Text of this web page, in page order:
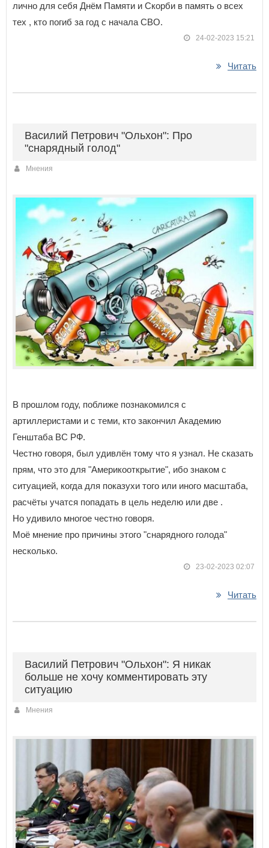
лично для себя Днём Памяти и Скорби в память о всех
тех , кто погиб за год с начала СВО.
24-02-2023 15:21
Читать
Василий Петрович "Ольхон": Про
"снарядный голод"
Мнения
В прошлом году, поближе познакомился с
артиллеристами и с теми, кто закончил Академию
Генштаба ВС РФ.
Честно говоря, был удивлён тому что я узнал. Не сказать
прям, что это для "Америкооткрытие", ибо знаком с
ситуацией, когда для показухи того или иного масштаба,
расчёты учатся попадать в цель неделю или две .
Но удивило многое честно говоря.
Моё мнение про причины этого "снарядного голода"
несколько.
23-02-2023 02:07
Читать
Василий Петрович "Ольхон": Я никак
больше не хочу комментировать эту
ситуацию
Мнения